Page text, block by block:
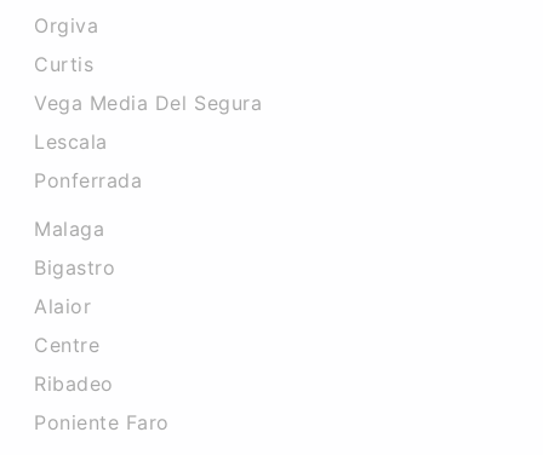
Orgiva
Curtis
Vega Media Del Segura
Lescala
Ponferrada
Malaga
Bigastro
Alaior
Centre
Ribadeo
Poniente Faro